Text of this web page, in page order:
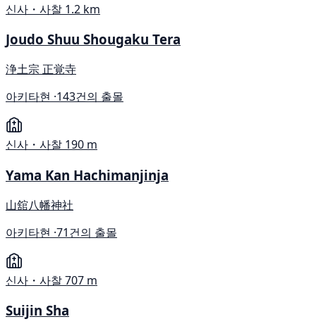
신사・사찰 1.2 km
Joudo Shuu Shougaku Tera
浄土宗 正覚寺
아키타현 ·143건의 출몰
신사・사찰 190 m
Yama Kan Hachimanjinja
山舘八幡神社
아키타현 ·71건의 출몰
신사・사찰707 m
Suijin Sha